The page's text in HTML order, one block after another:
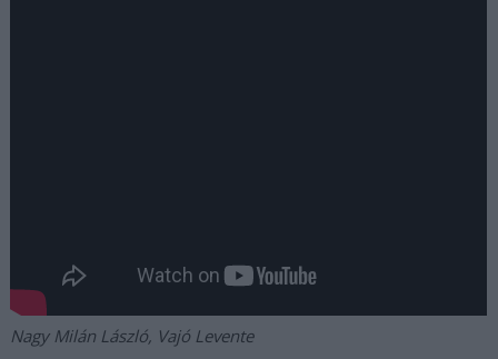
Nagy Milán László, Vajó Levente